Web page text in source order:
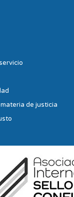
de justicia